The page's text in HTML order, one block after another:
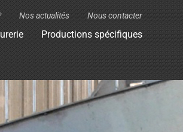
Nos actualités Nous contacter
Productions spécifiques